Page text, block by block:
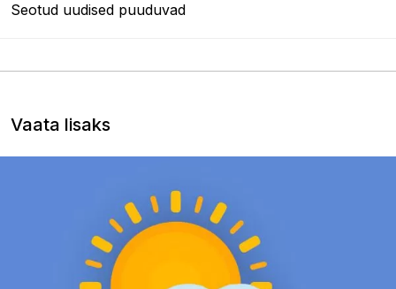
Seotud uudised puuduvad
Vaata lisaks